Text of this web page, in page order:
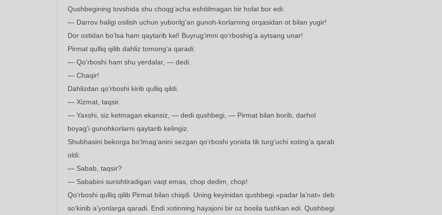
Qushbegining tovshida shu choqg‘acha eshitilmagan bir holat bor edi:
— Darrov haligi osilish uchun yuborilg‘an gunoh-korlarning orqasidan ot bilan yugir!
Dor ostidan bo‘lsa ham qaytarib kel! Buyrug‘imni qo‘rboshig‘a aytsang unar!
Pirmat qulliq qilib dahliz tomong‘a qaradi:
— Qo‘rboshi ham shu yerdalar, — dedi.
— Chaqir!
Dahlizdan qo‘rboshi kirib qulliq qildi.
— Xizmat, taqsir.
— Yaxshi, siz ketmagan ekansiz, — dedi qushbegi, — Pirmat bilan borib, darhol
boyag‘i gunohkorlarni qaytarib kelingiz.
Shubhasini bekorga bo‘lmag‘anini sezgan qo‘rboshi yonida tik turg‘uchi xoting‘a qarab
oldi:
— Sabab, taqsir?
— Sababini surishtiradigan vaqt emas, chop dedim, chop!
Qo‘rboshi qulliq qilib Pirmat bilan chiqdi. Uning keyinidan qushbegi «padar la’nat» deb
so‘kinib a’yonlarga qaradi. Endi xotinning hayajoni bir oz bosila tushkan edi. Qushbegi